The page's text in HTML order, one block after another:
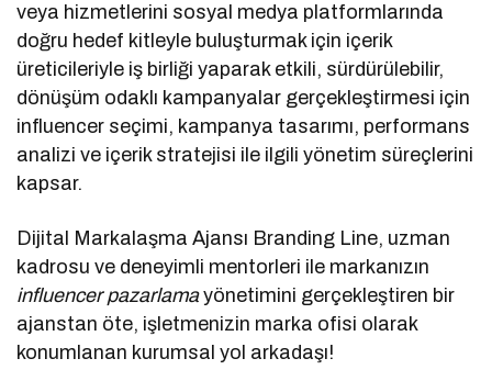
veya hizmetlerini sosyal medya platformlarında
doğru hedef kitleyle buluşturmak için içerik
üreticileriyle iş birliği yaparak etkili, sürdürülebilir,
dönüşüm odaklı kampanyalar gerçekleştirmesi için
influencer seçimi, kampanya tasarımı, performans
analizi ve içerik stratejisi ile ilgili yönetim süreçlerini
kapsar.
Dijital Markalaşma Ajansı Branding Line, uzman
kadrosu ve deneyimli mentorleri ile markanızın
influencer pazarlamayönetimini gerçekleştiren bir
ajanstan öte, işletmenizin marka ofisi olarak
konumlanan kurumsal yol arkadaşı!